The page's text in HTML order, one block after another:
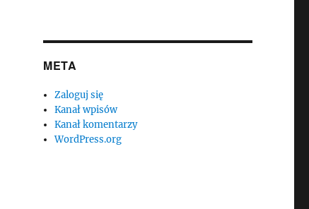
META
Zaloguj się
Kanał wpisów
Kanał komentarzy
WordPress.org